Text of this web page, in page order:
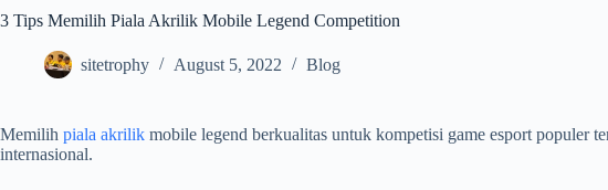
3 Tips Memilih Piala Akrilik Mobile Legend Competition
sitetrophy August 5, 2022 Blog
Memilih piala akrilik mobile legend berkualitas untuk kompetisi game esport populer
internasional.